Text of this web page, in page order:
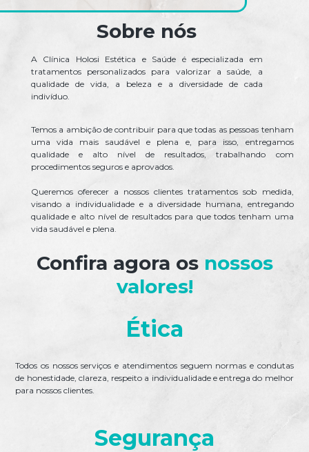
Sobre nós
A Clínica Holosi Estética e Saúde é especializada em
tratamentos personalizados para valorizar a saúde, a
qualidade de vida, a beleza e a diversidade de cada
indivíduo.
Temos a ambição de contribuir para que todas as pessoas tenham
uma vida mais saudável e plena e, para isso, entregamos
qualidade e alto nível de resultados, trabalhando com
procedimentos seguros e aprovados.
Queremos oferecer a nossos clientes tratamentos sob medida,
visando a individualidade e a diversidade humana, entregando
qualidade e alto nível de resultados para que todos tenham uma
vida saudável e plena.
Confira agora os nossos
valores!
Ética
Todos os nossos serviços e atendimentos seguem normas e condutas
de honestidade, clareza, respeito a individualidade e entrega do melhor
para nossos clientes.
Segurança